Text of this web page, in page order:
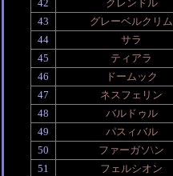
42
クレンドル
43
グレーベルクリム
44
サラ
45
ティアラ
46
ドームック
47
ネスフェリン
48
バルドゥル
49
パスィバル
50
ファーガソ\ン
51
フェルシオン